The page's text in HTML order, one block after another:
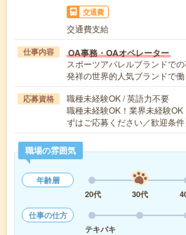
交通費
交通費支給
仕事内容 OA事務・OAオペレーター
スポーツアパレルブランドで
発祥の世界的人気ブランドで
応募資格
職種未経験OK / 英語力不要
職種未経験OK！業界未経験
ずはご応募ください／歓迎条
職場の雰囲気
年齢層
20代
30代
仕事の仕方
テキパキ